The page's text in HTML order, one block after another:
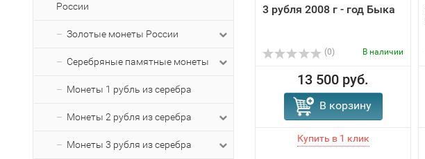
России
Золотые монеты России
Серебряные памятные монеты
Монеты 1 рубль из серебра
Монеты 2 рубля из серебра
Монеты 3 рубля из серебра
3 рубля 2008 г - год Быка
(0) В наличии
13 500 руб.
В корзину